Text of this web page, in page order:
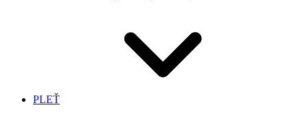
PLEŤ